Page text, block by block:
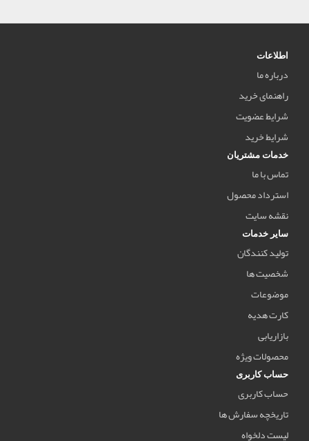
اطلاعات
درباره ما
راهنمای خرید
شرایط عضویت
شرایط خرید
خدمات مشتریان
تماس با ما
استرداد محصول
نقشه سایت
سایر خدمات
تولید کنندگان
شخصیت ها
موضوعات
کارت هدیه
بازاریابی
محصولات ویژه
حساب کاربری
حساب کاربری
تاریخچه سفارش ها
لیست دلخواه